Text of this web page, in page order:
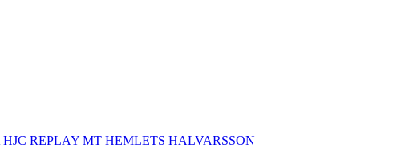
HJC REPLAY MT HEMLETS HALVARSSON